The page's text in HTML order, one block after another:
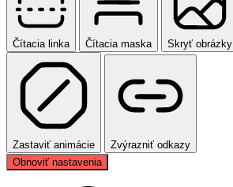
Čítacia linka Čítacia maska Skryť obrázky
Zastaviť animácie
Zvýrazniť odkazy
Obnoviť nastavenia